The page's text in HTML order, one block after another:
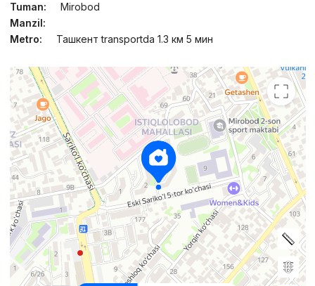
Tuman:
Mirobod
Manzil:
Metro:
Ташкент transportda 1.3 км 5 мин